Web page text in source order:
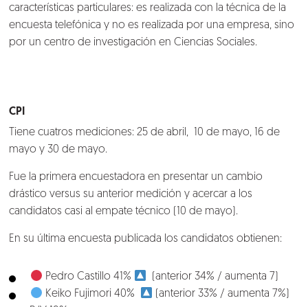
características particulares: es realizada con la técnica de la
encuesta telefónica y no es realizada por una empresa, sino
por un centro de investigación en Ciencias Sociales.
CPI
Tiene cuatros mediciones: 25 de abril, 10 de mayo, 16 de
mayo y 30 de mayo.
Fue la primera encuestadora en presentar un cambio
drástico versus su anterior medición y acercar a los
candidatos casi al empate técnico (10 de mayo).
En su última encuesta publicada los candidatos obtienen:
Pedro Castillo 41%
(anterior 34% / aumenta 7)
Keiko Fujimori 40%
(anterior 33% / aumenta 7%)